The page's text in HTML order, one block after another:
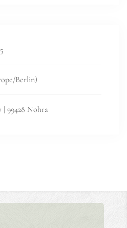
Berlin)
| 99428 Nohra